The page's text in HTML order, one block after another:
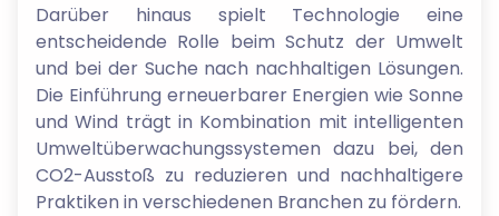
Darüber hinaus spielt Technologie eine
entscheidende Rolle beim Schutz der Umwelt
und bei der Suche nach nachhaltigen Lösungen.
Die Einführung erneuerbarer Energien wie Sonne
und Wind trägt in Kombination mit intelligenten
Umweltüberwachungssystemen dazu bei, den
CO2-Ausstoß zu reduzieren und nachhaltigere
Praktiken in verschiedenen Branchen zu fördern.